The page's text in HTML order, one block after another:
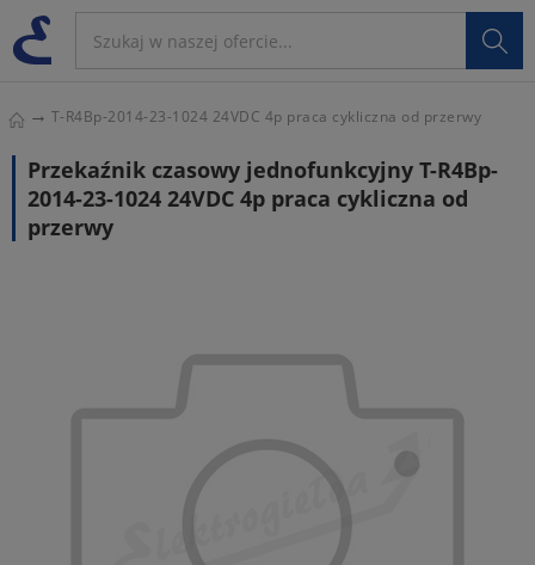

T-R4Bp-2014-23-1024 24VDC 4p praca cykliczna od przerwy
Przekaźnik czasowy jednofunkcyjny T-R4Bp-
2014-23-1024 24VDC 4p praca cykliczna od
przerwy